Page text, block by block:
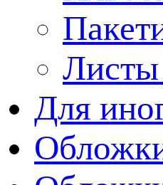
Листы
Для